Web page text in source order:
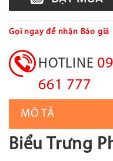
Gọi ngay để nhận Báo giá
HOTLINE
661 777
MÔ TẢ
Biểu Trưng